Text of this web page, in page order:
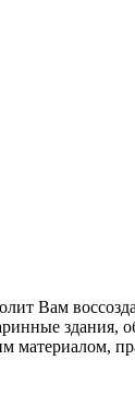
Вам
материалом,